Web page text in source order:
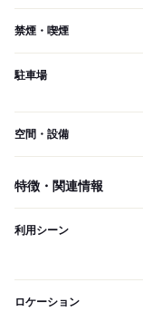
禁煙・喫煙
駐車場
空間・設備
特徴・関連情報
利用シーン
ロケーション